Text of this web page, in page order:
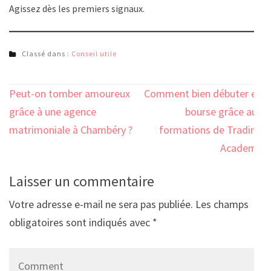
Agissez dès les premiers signaux.
Classé dans : Conseil utile
Navigation
de
l’article
Peut-on tomber amoureux
grâce à une agence
matrimoniale à Chambéry ?
Comment bien débuter en
bourse grâce aux
formations de Trading
Academy
Laisser un commentaire
Votre adresse e-mail ne sera pas publiée. Les champs
obligatoires sont indiqués avec *